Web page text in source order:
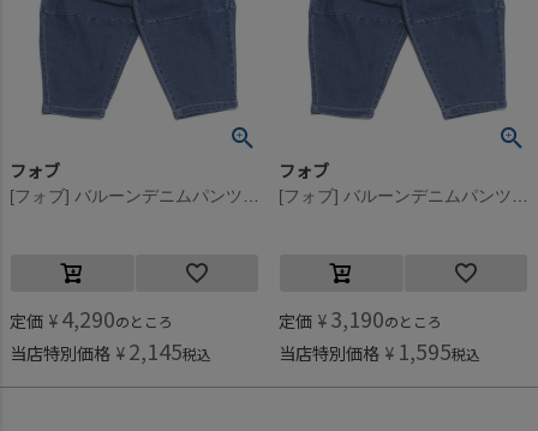
フォブ
定価 ¥ 4,290のところ
当店特別価格 ¥ 2,145税込
フォブ
定価 ¥ 3,190のところ
当店特別価格 ¥ 1,595税込